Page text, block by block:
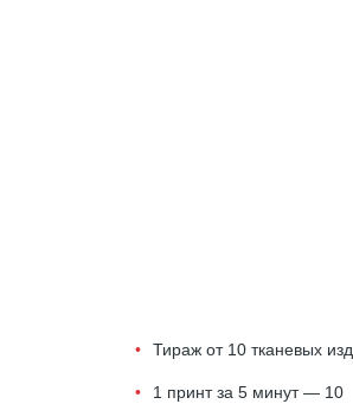
Тираж от 10 тканевых
1 принт за 5 минут — 10